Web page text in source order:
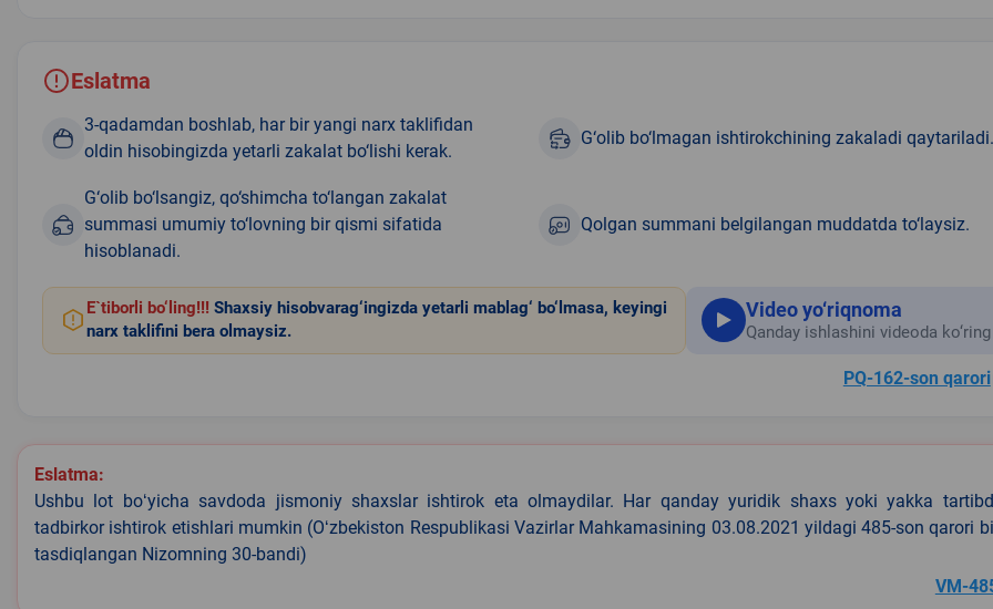
1
Eslatma
3-qadamdan boshlab, har bir yangi narx taklifidan
oldin hisobingizda yetarli zakalat bo‘lishi kerak.
G‘olib bo‘lmagan ishtirokchining zakaladi qaytariladi.
G‘olib bo‘lsangiz, qo‘shimcha to‘langan zakalat
summasi umumiy to‘lovning bir qismi sifatida
hisoblanadi.
Qolgan summani belgilangan muddatda to‘laysiz.
E`tiborli bo‘ling!!! Shaxsiy hisobvarag‘ingizda yetarli mablag‘ bo‘lmasa, keyingi
narx taklifini bera olmaysiz.
Video yo‘riqnoma
Qanday ishlashini videoda ko‘ring
PQ-162-son qarori
Eslatma:
Ushbu lot boʻyicha savdoda jismoniy shaxslar ishtirok eta olmaydilar. Har qanday yuridik shaxs yoki yakka
tadbirkor ishtirok etishlari mumkin (Oʻzbekiston Respublikasi Vazirlar Mahkamasining 03.08.2021 yildagi 485-son qarori
tasdiqlangan Nizomning 30-bandi)
VM-